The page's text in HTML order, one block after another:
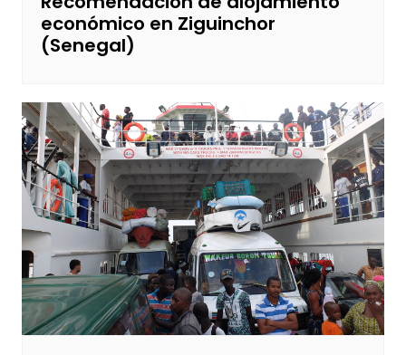
económico en Ziguinchor
(Senegal)